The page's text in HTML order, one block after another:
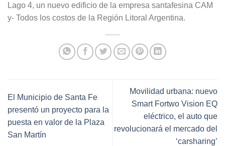
Lago 4, un nuevo edificio de la empresa santafesina CAM
y- Todos los costos de la Región Litoral Argentina.
El Municipio de Santa Fe
presentó un proyecto para la
puesta en valor de la Plaza
San Martín
Movilidad urbana: nuevo
Smart Fortwo Vision EQ
eléctrico, el auto que
revolucionará el mercado del
‘carsharing’